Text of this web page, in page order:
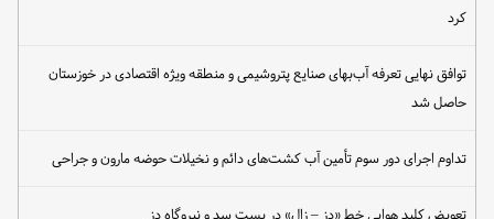
کرد
توافق نهایی تعرفه آب‌بهای صنایع پتروشیمی و منطقه ویژه اقتصادی در خوزستان
حاصل شد
تداوم اجرای دور سوم تأمین آب کشت‌های دائم و نخیلات حوضه مارون و جراحی
تعویض کلید هوایی خط «دز – زال» در پست سد و نیروگاه دز